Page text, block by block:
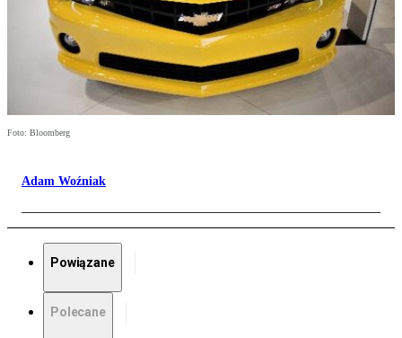
Foto: Bloomberg
Adam Woźniak
Powiązane
Polecane